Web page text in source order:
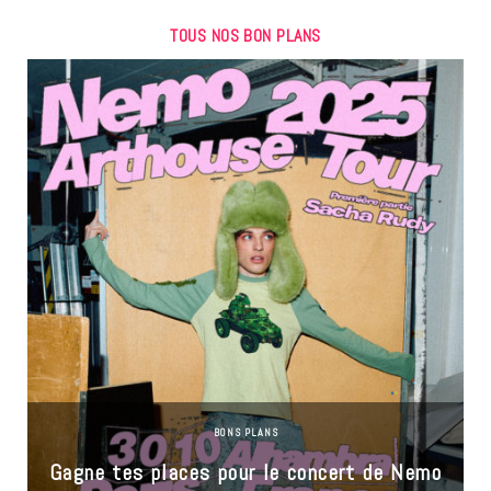
TOUS NOS BON PLANS
BONS PLANS
Gagne tes places pour le concert de Nemo